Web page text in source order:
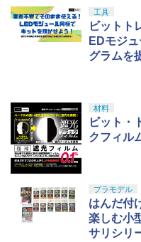
工具
ビットト
EDモジ
グラムを
材料
ビット・
クフィル
プラモデル
はんだ付
楽しむ小
サリシリ